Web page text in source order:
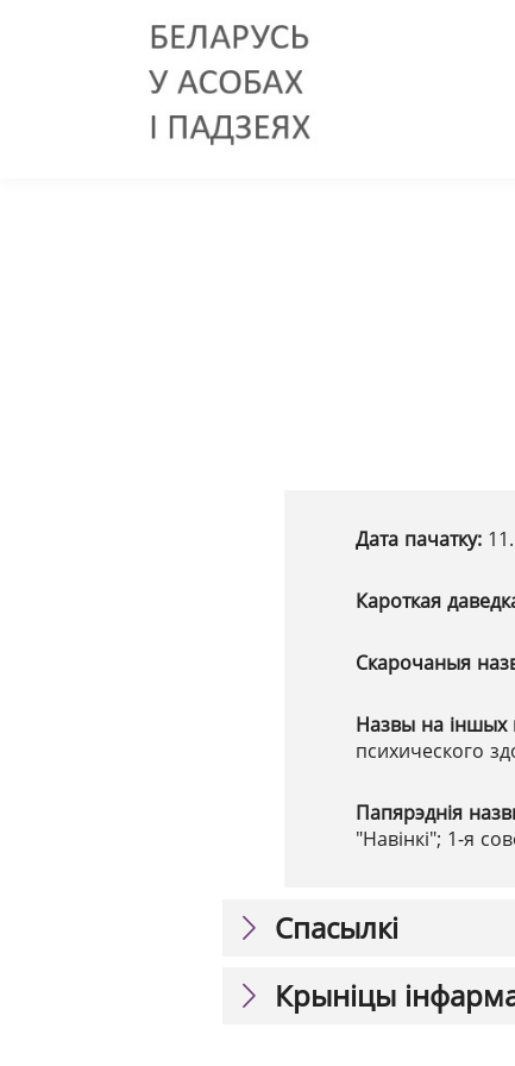
Дата пачатку:
Кароткая
Скарочаныя
Назвы на іншых
психического
Папярэднія
"Навінкі"; 1-я
Спасылкі
Крыніцы